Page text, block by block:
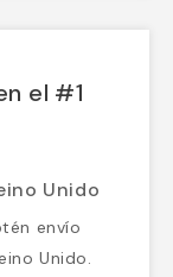
el #1
Unido
envío
Unido.